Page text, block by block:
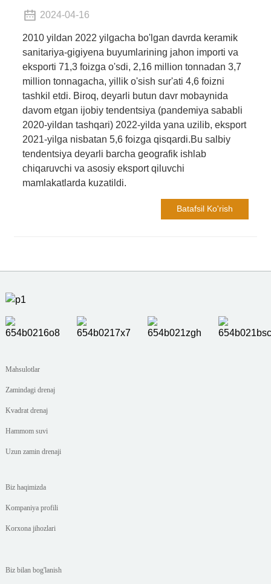
2024-04-16
2010 yildan 2022 yilgacha bo'lgan davrda keramik
sanitariya-gigiyena buyumlarining jahon importi va
eksporti 71,3 foizga o'sdi, 2,16 million tonnadan 3,7
million tonnagacha, yillik o'sish sur'ati 4,6 foizni
tashkil etdi. Biroq, deyarli butun davr mobaynida
davom etgan ijobiy tendentsiya (pandemiya sababli
2020-yildan tashqari) 2022-yilda yana uzilib, eksport
2021-yilga nisbatan 5,6 foizga qisqardi.Bu salbiy
tendentsiya deyarli barcha geografik ishlab
chiqaruvchi va asosiy eksport qiluvchi
mamlakatlarda kuzatildi.
Batafsil Ko'rish
Mahsulotlar
Zamindagi drenaj
Kvadrat drenaj
Hammom suvi
Uzun zamin drenaji
Biz haqimizda
Kompaniya profili
Korxona jihozlari
Biz bilan bog'lanish